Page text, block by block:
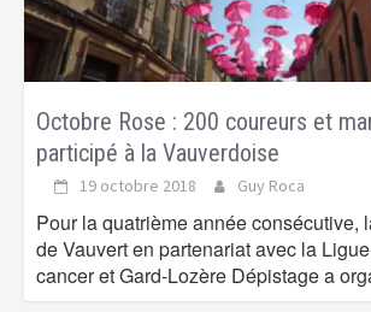
Octobre Rose : 200 coureurs et
participé à la Vauverdoise
19 octobre 2018 Guy Roca
Pour la quatrième année consécutive,
de Vauvert en partenariat avec la
cancer et Gard-Lozère Dépistage a